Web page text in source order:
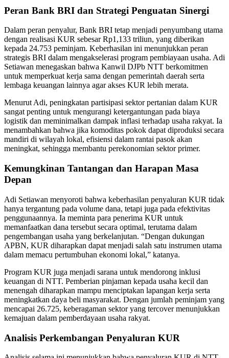
Peran Bank BRI dan Strategi Penguatan Sinergi
Dalam peran penyalur, Bank BRI tetap menjadi penyumbang utama
dengan realisasi KUR sebesar Rp1,133 triliun, yang diberikan
kepada 24.753 peminjam. Keberhasilan ini menunjukkan peran
strategis BRI dalam mengakselerasi program pembiayaan usaha. Adi
Setiawan menegaskan bahwa Kanwil DJPb NTT berkomitmen
untuk memperkuat kerja sama dengan pemerintah daerah serta
lembaga keuangan lainnya agar akses KUR lebih merata.
Menurut Adi, peningkatan partisipasi sektor pertanian dalam KUR
sangat penting untuk mengurangi ketergantungan pada biaya
logistik dan meminimalkan dampak inflasi terhadap usaha rakyat. Ia
menambahkan bahwa jika komoditas pokok dapat diproduksi secara
mandiri di wilayah lokal, efisiensi dalam rantai pasok akan
meningkat, sehingga membantu perekonomian sektor primer.
Kemungkinan Tantangan dan Harapan Masa
Depan
Adi Setiawan menyoroti bahwa keberhasilan penyaluran KUR tidak
hanya tergantung pada volume dana, tetapi juga pada efektivitas
penggunaannya. Ia meminta para penerima KUR untuk
memanfaatkan dana tersebut secara optimal, terutama dalam
pengembangan usaha yang berkelanjutan. “Dengan dukungan
APBN, KUR diharapkan dapat menjadi salah satu instrumen utama
dalam memacu pertumbuhan ekonomi lokal,” katanya.
Program KUR juga menjadi sarana untuk mendorong inklusi
keuangan di NTT. Pemberian pinjaman kepada usaha kecil dan
menengah diharapkan mampu menciptakan lapangan kerja serta
meningkatkan daya beli masyarakat. Dengan jumlah peminjam yang
mencapai 26.725, keberagaman sektor yang tercover menunjukkan
kemajuan dalam pemberdayaan usaha rakyat.
Analisis Perkembangan Penyaluran KUR